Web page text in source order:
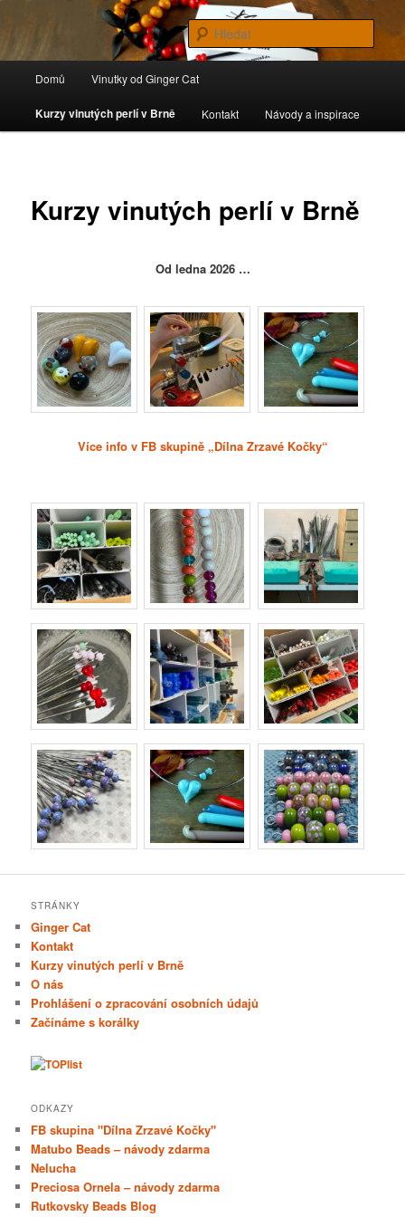
Ginger Cat
Připravujeme – Vinuté perle, originální šperky
Přejít
k
obsahu
Domů Vinutky od Ginger Cat
Kurzy vinutých perlí v Brně Kontakt Návody a inspirace
Kurzy vinutých perlí v Brně
Od ledna 2026 …
Více info v FB skupině „Dílna Zrzavé Kočky“
STRÁNKY
Ginger Cat
Kontakt
Kurzy vinutých perlí v Brně
O nás
Prohlášení o zpracování osobních údajů
Začínáme s korálky
ODKAZY
FB skupina "Dílna Zrzavé Kočky"
Matubo Beads – návody zdarma
Nelucha
Preciosa Ornela – návody zdarma
Rutkovsky Beads Blog